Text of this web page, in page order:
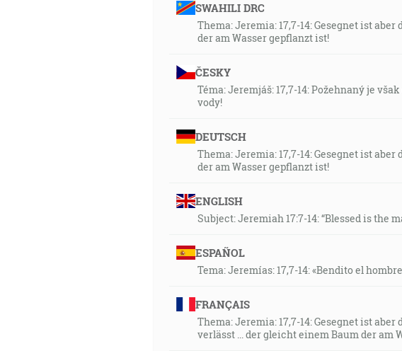
SWAHILI DRC
Thema: Jeremia: 17,7-14: Gesegnet ist
der am Wasser gepflanzt ist!
ČESKY
Téma: Jeremjáš: 17,7-14: Požehnaný je
vody!
DEUTSCH
Thema: Jeremia: 17,7-14: Gesegnet ist
der am Wasser gepflanzt ist!
ENGLISH
Subject: Jeremiah 17:7-14: “Blessed is the
ESPAÑOL
Tema: Jeremías: 17,7-14: «Bendito el
FRANÇAIS
Thema: Jeremia: 17,7-14: Gesegnet ist
verlässt ... der gleicht einem Baum der am